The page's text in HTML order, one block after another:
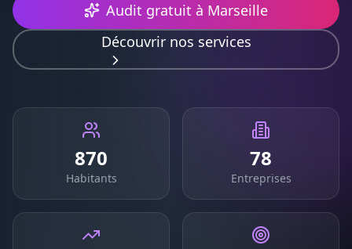
Audit gratuit à Marseille
Découvrir nos services
870
Habitants
78
Entreprises